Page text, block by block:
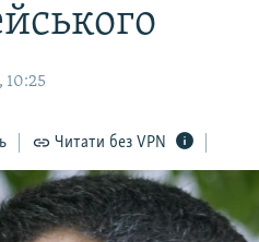
10:25
Читати без VPN